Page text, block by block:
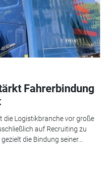
Fahrerbindung
die Logistikbranche vor große
auf Recruiting zu
die Bindung seiner...